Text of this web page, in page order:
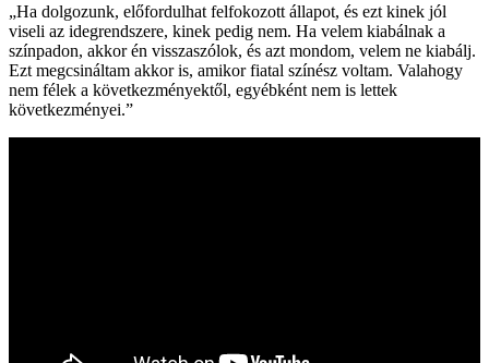
„Ha dolgozunk, előfordulhat felfokozott állapot, és ezt kinek jól
viseli az idegrendszere, kinek pedig nem. Ha velem kiabálnak a
színpadon, akkor én visszaszólok, és azt mondom, velem ne kiabálj.
Ezt megcsináltam akkor is, amikor fiatal színész voltam. Valahogy
nem félek a következményektől, egyébként nem is lettek
következményei.”